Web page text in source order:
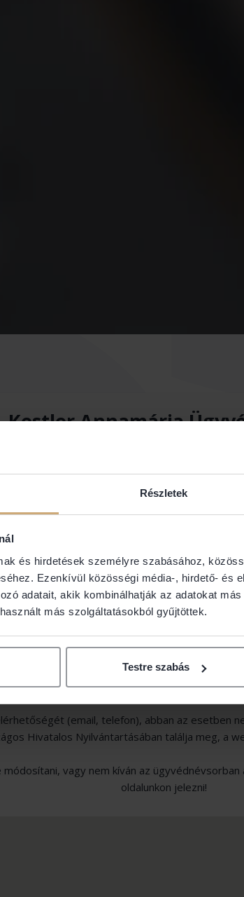
Részletek
és hirdetések személyre szabásához,
Ezenkívül közösségi média-, hirdető- és
adatait, akik kombinálhatják az adatokat
más szolgáltatásokból gyűjtöttek.
Testre szabás
Kestler Annamária
jog
(email, telefon), abban az esetben
Hivatalos Nyilvántartásában találja meg, a
vagy nem kíván az
oldalunkon jelezni!